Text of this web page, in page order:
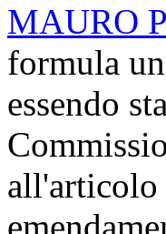
MAURO
formula
essendo
all'articolo